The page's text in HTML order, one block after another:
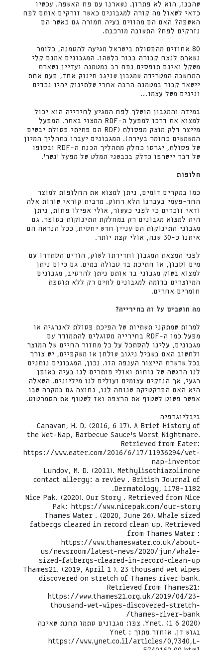
שהבנו, הוא לא פתרון. נשארנו עם פח האשפה. עכשיו
כדאי לשאול מה קורה למגבונים כאשר זורקים אותם לפח
האשפה? האם הם מהווים בעיה חמורה גם כאשר הם
נזרקים לפח? התשובה מורכבת.
80 אחוזים מהפסולת בישראל מגיעה להטמנה, כלומר
נשארת לנצח קבורה בבור כלשהו. המגבונים אמנם קלי
משקל ואינם תופסים נפח רב במטמנה ועדיין נשארת
המחשבה המטרידה שמגבון שניגב תינוק אחד, פעם אחת
יישאר קבור במטמנה הרבה אחרי שלתינוק יהיו נכדים
ונינים משל עצמו…
במידה והמגבון הושלך לפח המגיע לחירייה הוא יכול
למצוא את דרכו למפעל ה-RDF המצוי באתר. המפעל
מייצר דלק מוצק מפסולת (RDF הם פתיתי פסולת יבשים
המשמשים כחומר בעירה). המגבונים יעברו בתהליך המיון
של פסולת, יגרסו כחלק מתהליך הכנת ה-RDF ובסופו
של דבר יישרפו כדלק בכבשני המלט של מפעל 'נשר'.
חלופות
כמו במקרים דומים, ניתן למצוא את החלופות למוצר
החד-פעמי בעברנו הלא רחוק. מרבית קוראי שורות אלה
ודאי זוכרים כי לפני כעשור, אולי אפילו פחות, ניתן
היה למצוא מגבונים רק במחלקת התינוקות בסופר. גם
מגבוני התינוקות הם עניין חדש יחסית, ככל הנראה הם
איתנו כ-30 שנה, אולי קצת יותר.
לפני המצאת המגבון וחדירתו לשוק, הורים הסתדרו עם
מים וסבון, או חתיכת בד טבולה במים. גם כיום ניתן
למצוא בשוק מגבוני בד אותם ניתן להרטיב, מגבונים
המיוצרים בדומה למגבונים לחים רק ללא תוספת
חומרים אחרים.
מה חושבים על זה בחירייה?
למרות שמתקני תשתיות של הפיכת פסולת לאנרגיה או
מפעל כמו ה-RDF בחירייה מסוגלים להתמודד עם
מגבונים, עלינו להסתכל על כל מחזור החיים של המוצר
ולחשוב האם בשביל ניגוב שולחן או משקפיים, יש צורך
בכל שרשרת הייצור הענפה הזו. נכון, המגבונים נותנים
לנו הרגשה של נוחות ואולי פותרים לנו בעיה באופן
רגעי, אך הנזקים עצומים ועולים לנו מיליונים. השאלה
היא האם הפרקטיקה שנוחה לנו, נחוצה גם במקרה שבו
אפשר פשוט לשטוף את הרצפה ואז לשטוף את הסמרטוט.
ביבליוגרפיה
Canavan, H. D. (2016, 6 17). A Brief History of
the Wet-Nap, Barbecue Sauce’s Worst Nightmare.
Retrieved from Eater:
https://www.eater.com/2016/6/17/11936294/wet-
nap-inventor
Lundov, M. D. (2011). Methylisothiazolinone
contact allergy: a review . British Journal of
Dermatology, 1178–1182.
Nice Pak. (2020). Our Story . Retrieved from Nice
Pak: https://www.nicepak.com/our-story
Thames Water . (2020, June 26). Whale sized
fatbergs cleared in record clean up. Retrieved
from Thames Water :
https://www.thameswater.co.uk/about-
us/newsroom/latest-news/2020/jun/whale-
sized-fatbergs-cleared-in-record-clean-up
Thames21. (2019, April 1 ). 23 thousand wet wipes
discovered on stretch of Thames river bank.
Retrieved from Thames21:
https://www.thames21.org.uk/2019/04/23-
thousand-wet-wipes-discovered-stretch-
thames-river-bank/
Ynet. (1 6 2020). צפו: מגבונים סתמו תחנת שאיבה
בגוש דן. אוחזר מתוך Ynet :
https://www.ynet.co.il/articles/0,7340,L-